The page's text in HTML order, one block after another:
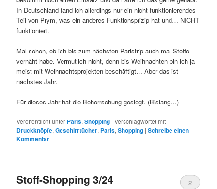
In Deutschland fand ich allerdings nur ein nicht funktionierendes
Teil von Prym, was ein anderes Funktionsprizip hat und… NICHT
funktioniert.
Mal sehen, ob ich bis zum nächsten Paristrip auch mal Stoffe
vernäht habe. Vermutlich nicht, denn bis Weihnachten bin ich ja
meist mit Weihnachtsprojekten beschäftigt… Aber das ist
nächstes Jahr.
Für dieses Jahr hat die Beherrschung gesiegt. (Bislang…)
Veröffentlicht unter Paris,Shopping |Verschlagwortet mit
Druckknöpfe,Geschirrtücher, Paris,Shopping |Schreibe einen
Kommentar
Stoff-Shopping 3/24 2